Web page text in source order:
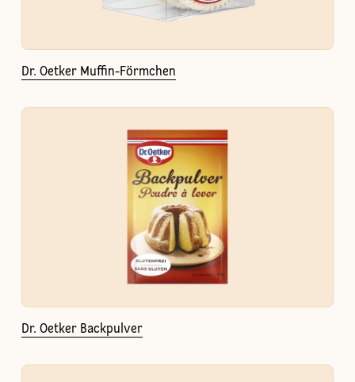
Dr. Oetker Muffin-Förmchen
Dr. Oetker Backpulver